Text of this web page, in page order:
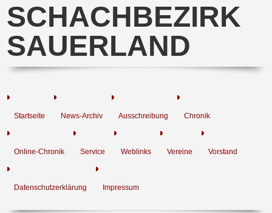
SCHACHBEZIRK
SAUERLAND
Startseite News-Archiv Ausschreibung Chronik
Online-Chronik Service Weblinks Vereine Vorstand
Datenschutzerklärung Impressum